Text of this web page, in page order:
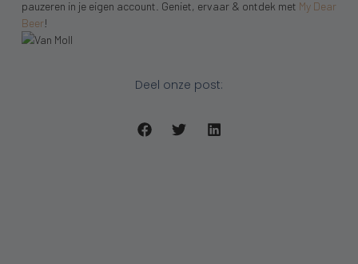
pauzeren in je eigen account. Geniet, ervaar & ontdek met My Dear
Beer!
Deel onze post: